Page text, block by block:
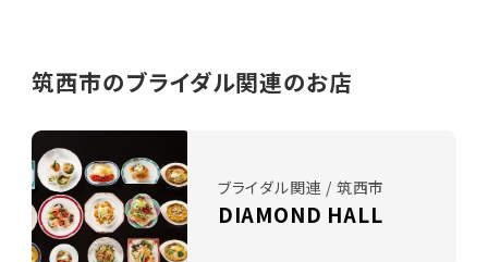
筑西市のブライダル関連のお店
ブライダル関連 / 筑西市
DIAMOND HALL